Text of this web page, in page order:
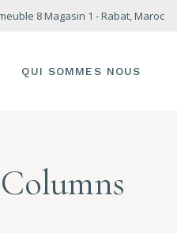
8 Magasin 1 - Rabat, Maroc
QUI SOMMES NOUS